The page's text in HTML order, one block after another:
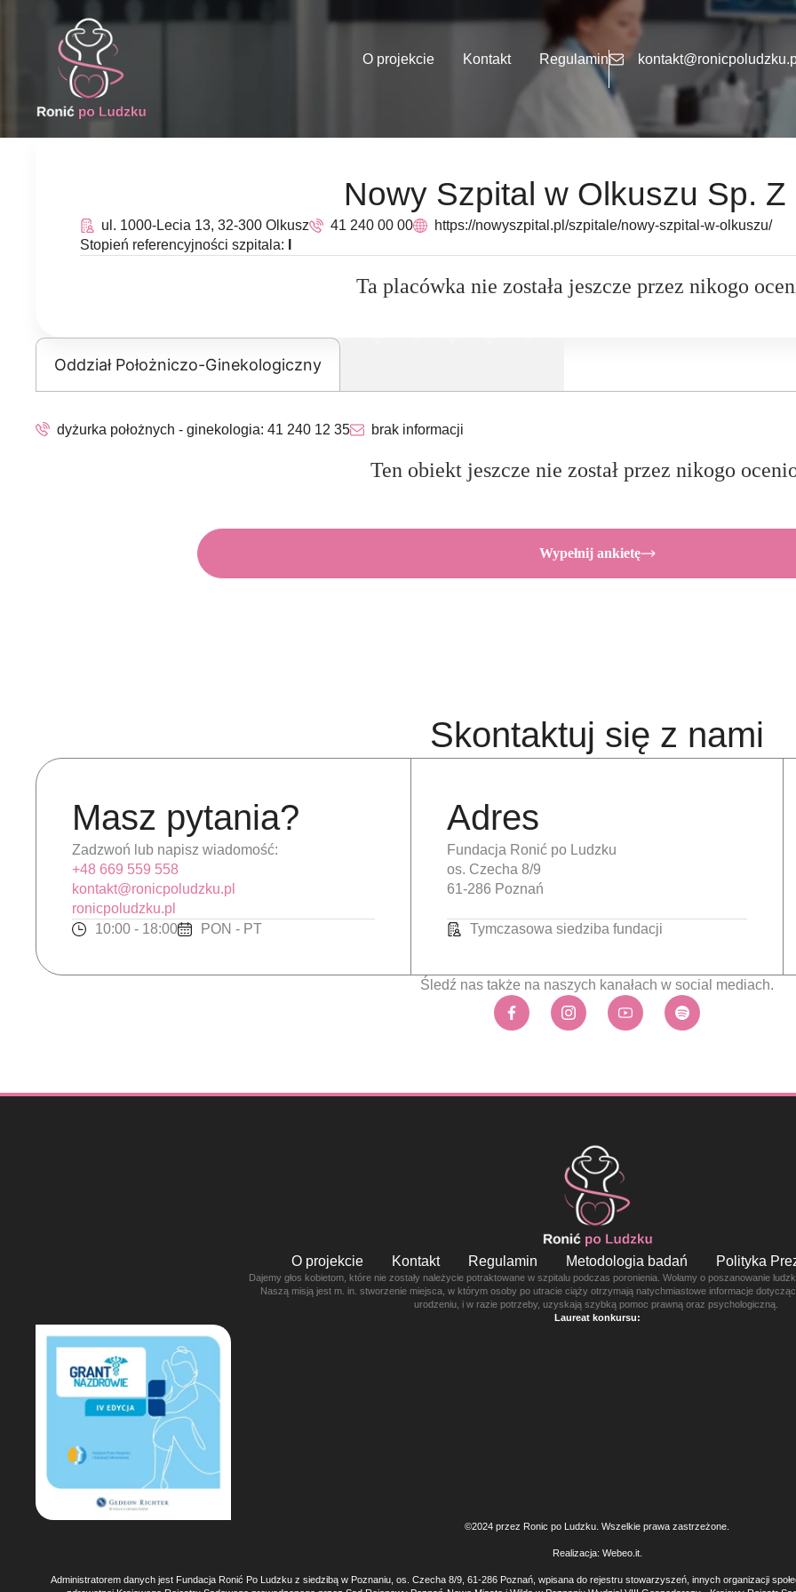
O projekcie Kontakt Regulamin
Nowy Szpital w Olkuszu Sp. Z
ul. 1000-Lecia 13, 32-300 Olkusz 41 240 00 00
https://nowyszpital.pl/szpitale/nowy-szpital-w-olkuszu/
Stopień referencyjności szpitala:
Ta placówka nie została jeszcze przez nikogo
Oddział Położniczo-Ginekologiczny
dyżurka położnych - ginekologia: 41 240 12 35 brak informacji
Ten obiekt jeszcze nie został przez nikogo
Wypełnij ankietę
Skontaktuj się z nami
Masz pytania?
Zadzwoń lub napisz wiadomość:
+48 669 559 558
kontakt@ronicpoludzku.pl
ronicpoludzku.pl
10:00 - 18:00
PON - PT
Adres
Fundacja Ronić po Ludzku
os. Czecha 8/9
61-286 Poznań
Tymczasowa siedziba fundacji
Śledź nas także na naszych kanałach w social mediach.
O projekcie Kontakt Regulamin Metodologia badań Polityka
Dajemy głos kobietom, które nie zostały należycie potraktowane w szpitalu podczas poronienia. Wołamy o poszanowanie
Naszą misją jest m. in. stworzenie miejsca, w którym osoby po utracie ciąży otrzymają natychmiastowe informacje
urodzeniu, i w razie potrzeby, uzyskają szybką pomoc prawną oraz psychologiczną.
Laureat konkursu:
©2024 przez Ronic po Ludzku. Wszelkie prawa zastrzeżone.
Realizacja: Webeo.it.
Administratorem danych jest Fundacja Ronić Po Ludzku z siedzibą w Poznaniu, os. Czecha 8/9, 61-286 Poznań, wpisana do rejestru stowarzyszeń, innych organizacji